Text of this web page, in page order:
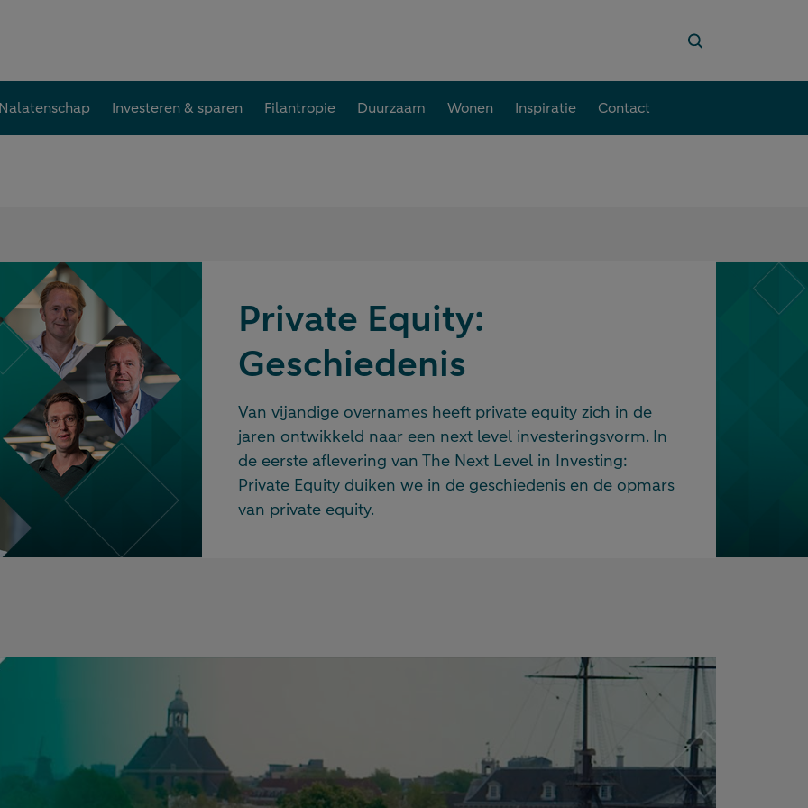
Nalatenschap Investeren & sparen Filantropie Duurzaam Wonen Inspiratie Contact
Private Equity:
Geschiedenis
Van vijandige overnames heeft private equity zich in de
jaren ontwikkeld naar een next level investeringsvorm. In
de eerste aflevering van The Next Level in Investing:
Private Equity duiken we in de geschiedenis en de opmars
van private equity.